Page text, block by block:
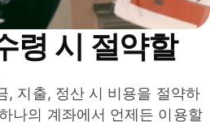
령 시 절약할
, 지출, 정산 시 비용을 절약하
나의 계좌에서 언제든 이용할